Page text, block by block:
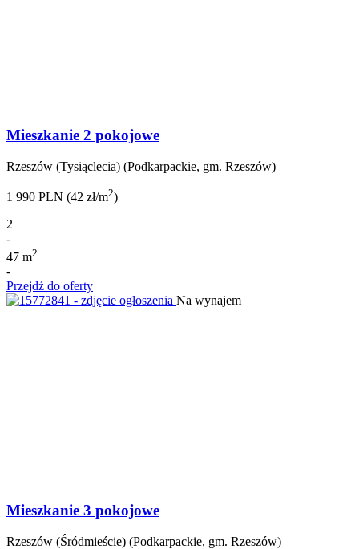
Mieszkanie 2 pokojowe
Rzeszów (Tysiąclecia) (Podkarpackie, gm. Rzeszów)
1 990 PLN (42 zł/m2)
2
-
47 m2
-
Przejdź do oferty
Na wynajem
Mieszkanie 3 pokojowe
Rzeszów (Śródmieście) (Podkarpackie, gm. Rzeszów)